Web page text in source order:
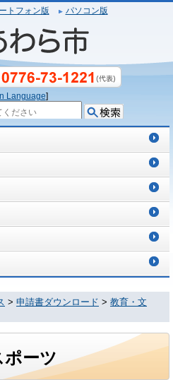
トフォン版 パソコン版
Language]
> 申請書ダウンロード > 教育・文
ポーツ